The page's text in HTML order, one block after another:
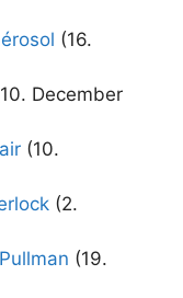
(16.
December
(10.
(2.
(19.